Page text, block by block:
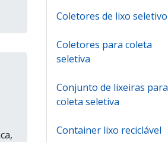
Coletores de lixo seletivo
Coletores para coleta
seletiva
Conjunto de lixeiras para
coleta seletiva
Container lixo reciclável